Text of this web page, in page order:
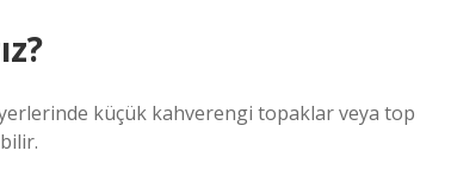
yerlerinde küçük kahverengi topaklar veya top